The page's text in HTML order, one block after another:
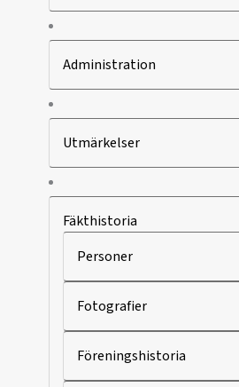
Administration
Utmärkelser
Fäkthistoria
Personer
Fotografier
Föreningshistoria